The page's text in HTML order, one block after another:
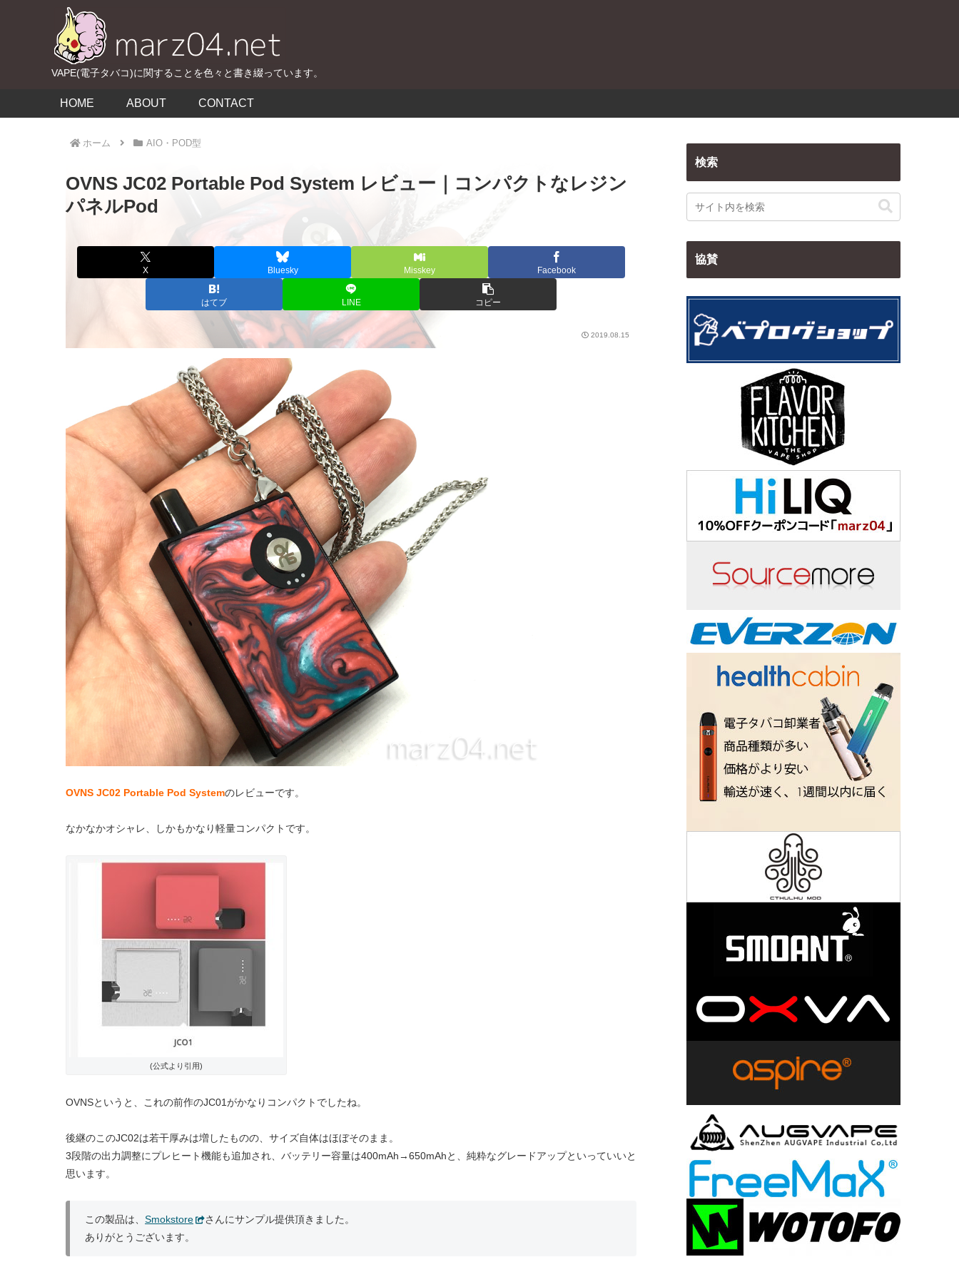
VAPE(電子タバコ)に関することを色々と書き綴っています。
HOME ABOUT CONTACT
ホーム AIO・POD型
OVNS JC02 Portable Pod System レビュー｜コンパクトなレジン
パネルPod
X Bluesky Misskey Facebook
はてブ LINE コピー
2019.08.15
OVNS JC02 Portable Pod Systemのレビューです。
なかなかオシャレ、しかもかなり軽量コンパクトです。
(公式より引用)
OVNSというと、これの前作のJC01がかなりコンパクトでしたね。
後継のこのJC02は若干厚みは増したものの、サイズ自体はほぼそのまま。
3段階の出力調整にプレヒート機能も追加され、バッテリー容量は400mAh→650mAhと、純粋なグレードアップといっていいと
思います。
この製品は、 Smokstore
さんにサンプル提供頂きました。
ありがとうございます。
検索
協賛